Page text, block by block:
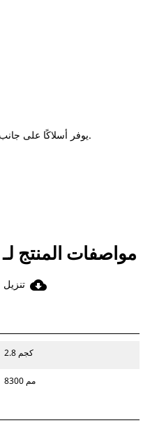
يوفر أسلاكًا على جانب الماكينة لتشغيل المكانس.
مواصفات المنتج لـ 8300 مم (327 بوصة)
cloud_download تنزيل
2.8 كجم
8300 مم